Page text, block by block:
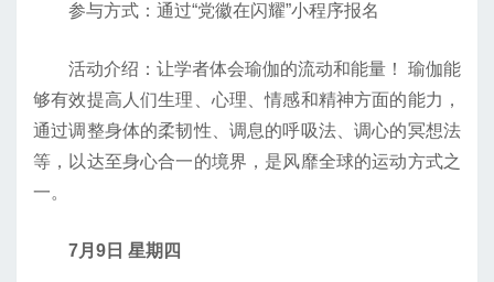
参与方式：通过“党徽在闪耀”小程序报名
活动介绍：让学者体会瑜伽的流动和能量！ 瑜伽能
够有效提高人们生理、心理、情感和精神方面的能力，
通过调整身体的柔韧性、调息的呼吸法、调心的冥想法
等，以达至身心合一的境界，是风靡全球的运动方式之
一。
7月9日 星期四